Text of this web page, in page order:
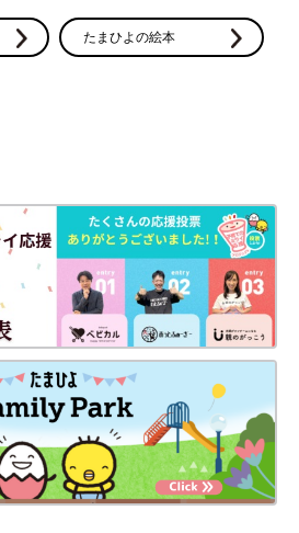
たまひよの絵本